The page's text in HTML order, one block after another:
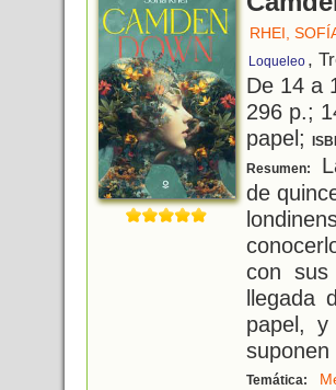
RHEI,
Loqueleo ,
De 14 a
296 p.;
papel;
Resumen:
de
con
llegada
papel,
suponen
Temática: